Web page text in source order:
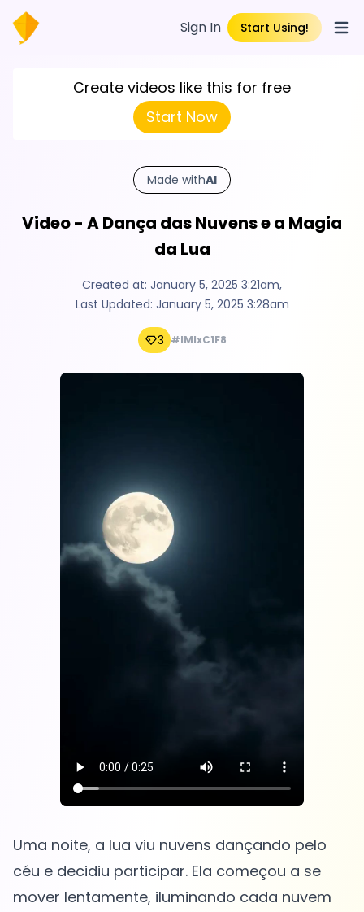
Sign In Start Using!
Create videos like this for free
Start Now
Made withAI
Video - A Dança das Nuvens e a Magia
da Lua
Created at: January 5, 2025 3:21am,
Last Updated: January 5, 2025 3:28am
3 #IMlxC1F8
Uma noite, a lua viu nuvens dançando pelo
céu e decidiu participar. Ela começou a se
mover lentamente, iluminando cada nuvem